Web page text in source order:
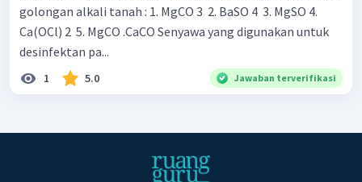
golongan alkali tanah : 1. MgCO 3 ​ 2. BaSO 4 ​ 3. MgSO 4.
Ca(OCl) 2 ​ 5. MgCO .CaCO Senyawa yang digunakan untuk
desinfektan pa...
1 5.0 Jawaban terverifikasi